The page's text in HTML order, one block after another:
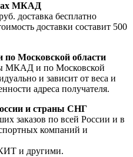
МКАД
доставка бесплатно
доставки составит 500
Московской области
МКАД и по Московской
и зависит от веса и
адреса получателя.
и страны СНГ
заказов по всей России и в
компаний и
и другими.